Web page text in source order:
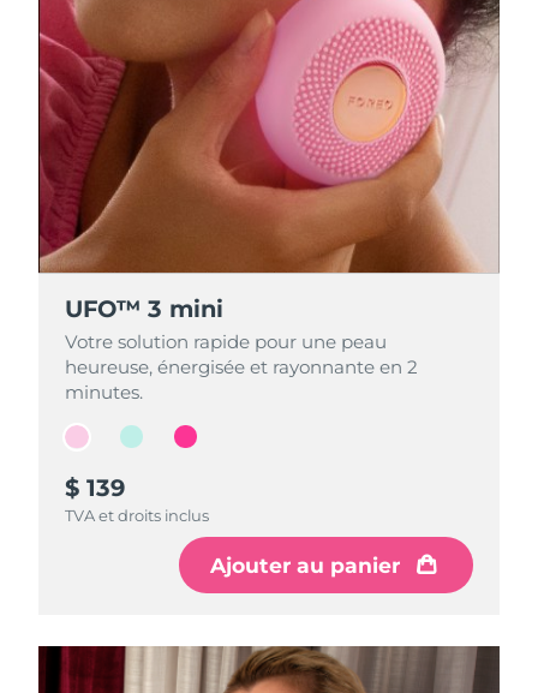
UFO™ 3 mini
Votre solution rapide pour une peau
heureuse, énergisée et rayonnante en 2
minutes.
$ 139
TVA et droits inclus
Ajouter au panier
UFO™ 3 mini
Votre solution rapide pour une peau
heureuse, énergisée et rayonnante en 2
minutes.
$ 139
TVA et droits inclus
Ajouter au panier
UFO™ 3 mini
Votre solution rapide pour une peau
heureuse, énergisée et rayonnante en 2
minutes.
$ 139
TVA et droits inclus
Ajouter au panier